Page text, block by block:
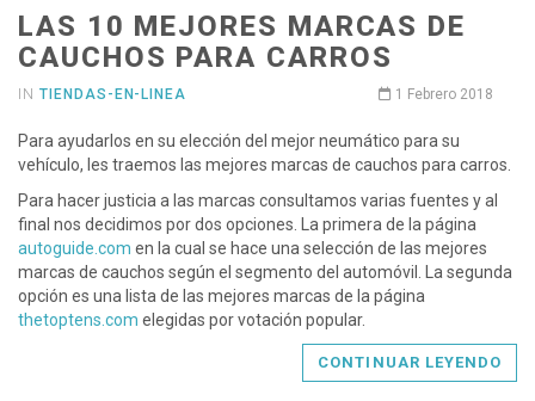
LAS 10 MEJORES MARCAS DE
CAUCHOS PARA CARROS
IN TIENDAS-EN-LINEA 1 Febrero 2018
Para ayudarlos en su elección del mejor neumático para su
vehículo, les traemos las mejores marcas de cauchos para carros.
Para hacer justicia a las marcas consultamos varias fuentes y al
final nos decidimos por dos opciones. La primera de la página
autoguide.com en la cual se hace una selección de las mejores
marcas de cauchos según el segmento del automóvil. La segunda
opción es una lista de las mejores marcas de la página
thetoptens.com elegidas por votación popular.
CONTINUAR LEYENDO